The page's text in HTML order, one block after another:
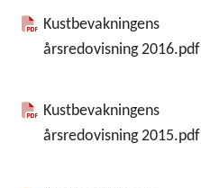
Kustbevakningens
årsredovisning 2016.pdf
Kustbevakningens
årsredovisning 2015.pdf